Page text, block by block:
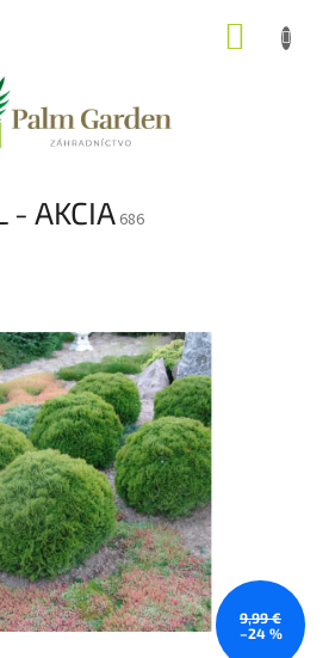
- AKCIA 686
9,99 €
–24 %